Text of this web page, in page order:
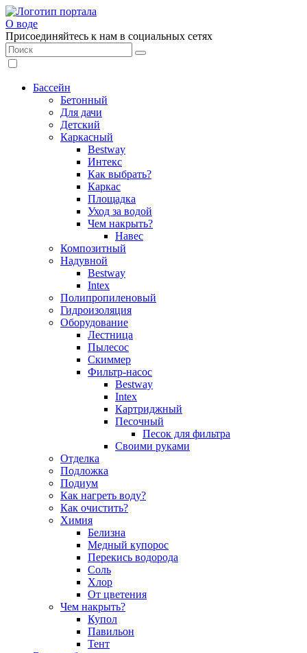
О воде
Присоединяйтесь к нам в социальных сетях
Бассейн
Бетонный
Для дачи
Детский
Каркасный
Bestway
Интекс
Как выбрать?
Каркас
Площадка
Уход за водой
Чем накрыть?
Навес
Композитный
Надувной
Bestway
Intex
Полипропиленовый
Гидроизоляция
Оборудование
Лестница
Пылесос
Скиммер
Фильтр-насос
Bestway
Intex
Картриджный
Песочный
Песок для фильтра
Своими руками
Отделка
Подложка
Подиум
Как нагреть воду?
Как очистить?
Химия
Белизна
Медный купорос
Перекись водорода
Соль
Хлор
От цветения
Чем накрыть?
Купол
Павильон
Тент